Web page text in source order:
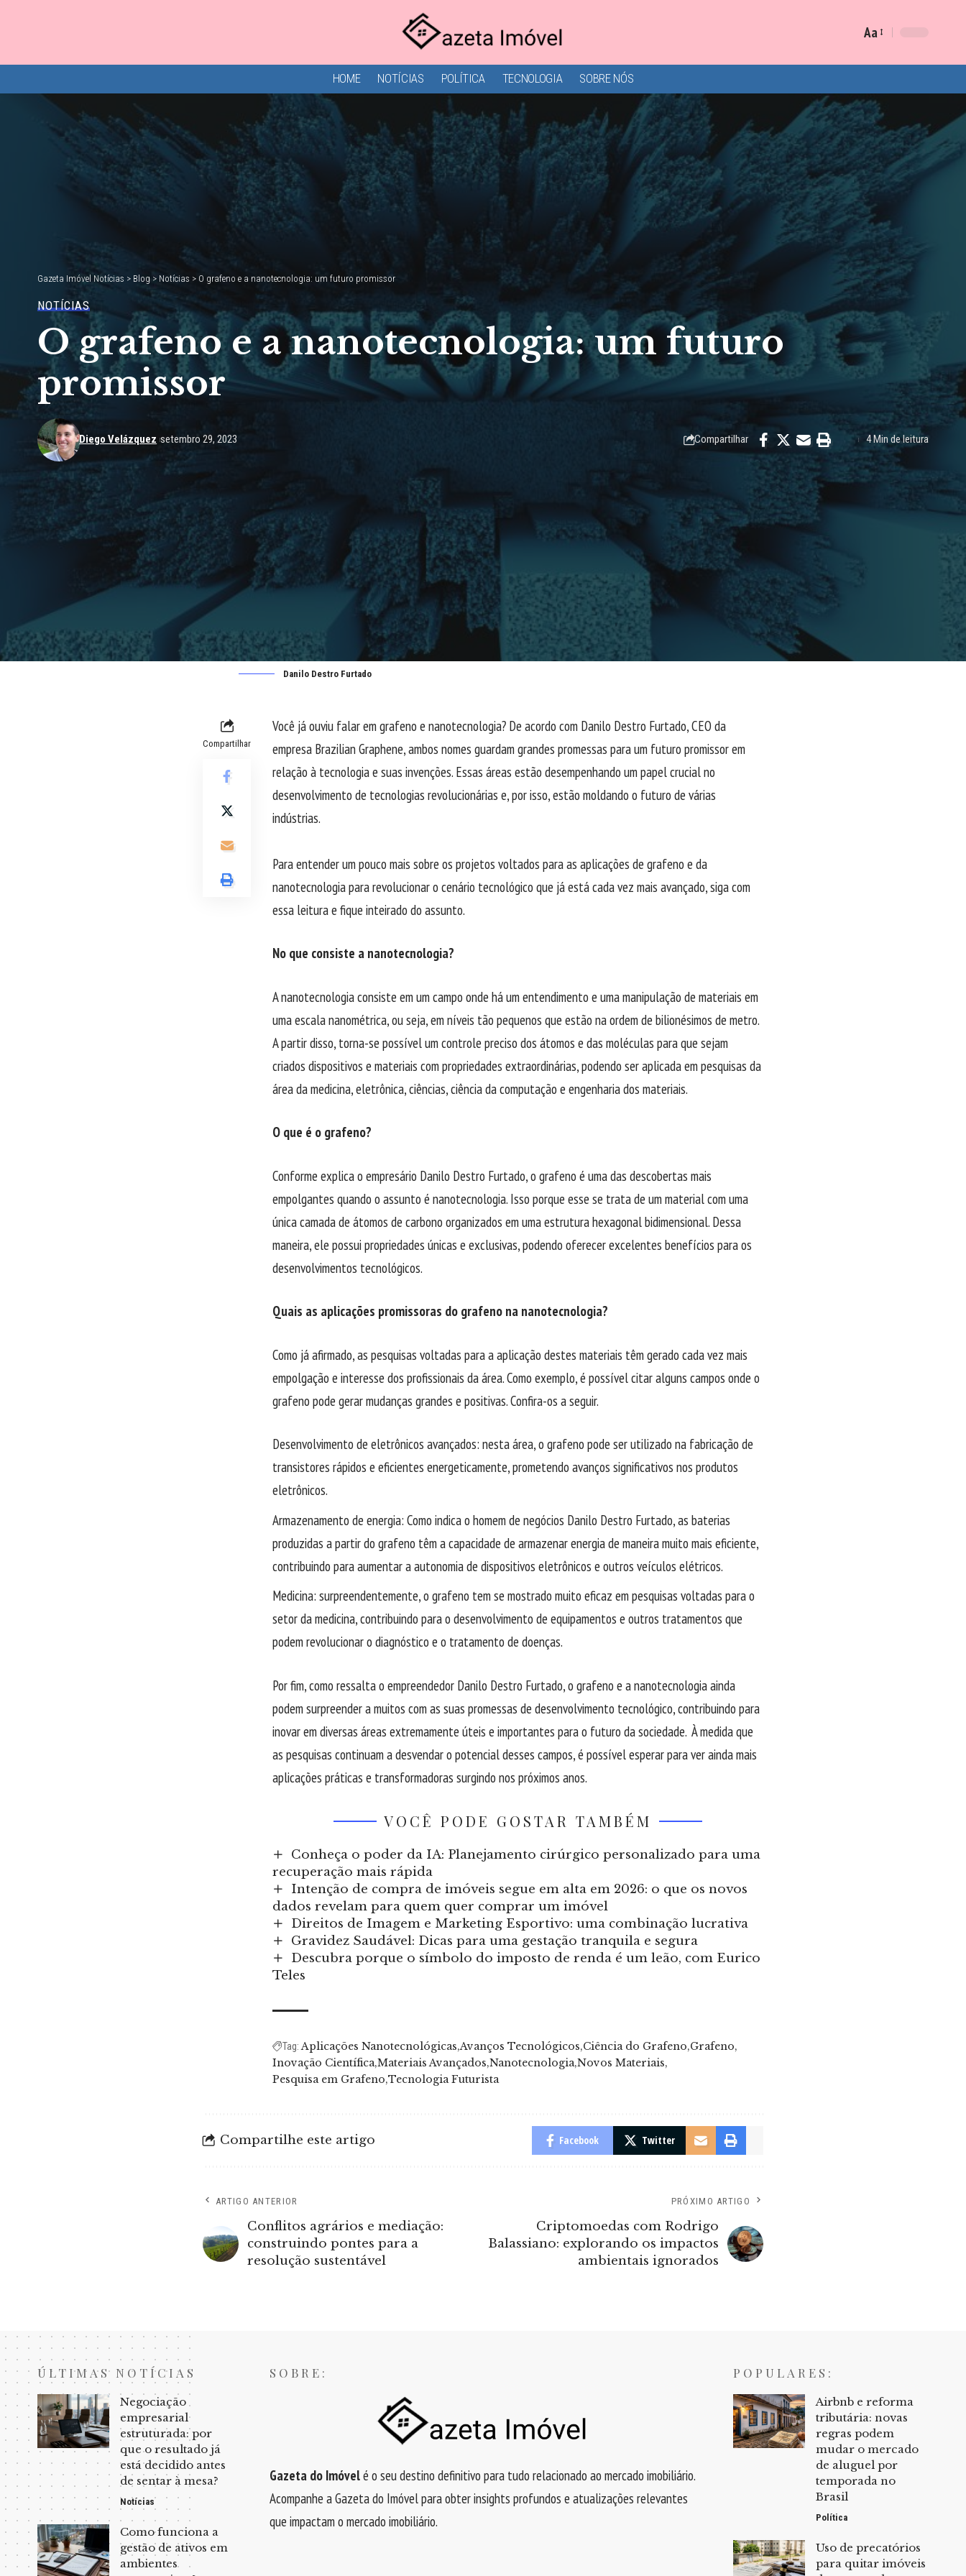
Font
Resizer
Aa
HOME NOTÍCIAS POLÍTICA TECNOLOGIA SOBRE NÓS
Gazeta Imóvel Notícias > Blog > Notícias > O grafeno e a nanotecnologia: um futuro promissor
NOTÍCIAS
O grafeno e a nanotecnologia: um futuro
promissor
Diego Velázquez setembro 29, 2023 Compartilhar 4 Min de leitura
Danilo Destro Furtado
Compartilhar
Você já ouviu falar em grafeno e nanotecnologia? De acordo com Danilo Destro Furtado, CEO da
empresa Brazilian Graphene, ambos nomes guardam grandes promessas para um futuro promissor em
relação à tecnologia e suas invenções. Essas áreas estão desempenhando um papel crucial no
desenvolvimento de tecnologias revolucionárias e, por isso, estão moldando o futuro de várias
indústrias.
Para entender um pouco mais sobre os projetos voltados para as aplicações de grafeno e da
nanotecnologia para revolucionar o cenário tecnológico que já está cada vez mais avançado, siga com
essa leitura e fique inteirado do assunto.
No que consiste a nanotecnologia?
A nanotecnologia consiste em um campo onde há um entendimento e uma manipulação de materiais em
uma escala nanométrica, ou seja, em níveis tão pequenos que estão na ordem de bilionésimos de metro.
A partir disso, torna-se possível um controle preciso dos átomos e das moléculas para que sejam
criados dispositivos e materiais com propriedades extraordinárias, podendo ser aplicada em pesquisas da
área da medicina, eletrônica, ciências, ciência da computação e engenharia dos materiais.
O que é o grafeno?
Conforme explica o empresário Danilo Destro Furtado, o grafeno é uma das descobertas mais
empolgantes quando o assunto é nanotecnologia. Isso porque esse se trata de um material com uma
única camada de átomos de carbono organizados em uma estrutura hexagonal bidimensional. Dessa
maneira, ele possui propriedades únicas e exclusivas, podendo oferecer excelentes benefícios para os
desenvolvimentos tecnológicos.
Quais as aplicações promissoras do grafeno na nanotecnologia?
Como já afirmado, as pesquisas voltadas para a aplicação destes materiais têm gerado cada vez mais
empolgação e interesse dos profissionais da área. Como exemplo, é possível citar alguns campos onde o
grafeno pode gerar mudanças grandes e positivas. Confira-os a seguir.
Desenvolvimento de eletrônicos avançados: nesta área, o grafeno pode ser utilizado na fabricação de
transistores rápidos e eficientes energeticamente, prometendo avanços significativos nos produtos
eletrônicos.
Armazenamento de energia: Como indica o homem de negócios Danilo Destro Furtado, as baterias
produzidas a partir do grafeno têm a capacidade de armazenar energia de maneira muito mais eficiente,
contribuindo para aumentar a autonomia de dispositivos eletrônicos e outros veículos elétricos.
Medicina: surpreendentemente, o grafeno tem se mostrado muito eficaz em pesquisas voltadas para o
setor da medicina, contribuindo para o desenvolvimento de equipamentos e outros tratamentos que
podem revolucionar o diagnóstico e o tratamento de doenças.
Por fim, como ressalta o empreendedor Danilo Destro Furtado, o grafeno e a nanotecnologia ainda
podem surpreender a muitos com as suas promessas de desenvolvimento tecnológico, contribuindo para
inovar em diversas áreas extremamente úteis e importantes para o futuro da sociedade. À medida que
as pesquisas continuam a desvendar o potencial desses campos, é possível esperar para ver ainda mais
aplicações práticas e transformadoras surgindo nos próximos anos.
VOCÊ PODE GOSTAR TAMBÉM
Conheça o poder da IA: Planejamento cirúrgico personalizado para uma
recuperação mais rápida
Intenção de compra de imóveis segue em alta em 2026: o que os novos
dados revelam para quem quer comprar um imóvel
Direitos de Imagem e Marketing Esportivo: uma combinação lucrativa
Gravidez Saudável: Dicas para uma gestação tranquila e segura
Descubra porque o símbolo do imposto de renda é um leão, com Eurico
Teles
Tag: Aplicações Nanotecnológicas Avanços Tecnológicos Ciência do Grafeno Grafeno
Inovação Científica Materiais Avançados Nanotecnologia Novos Materiais
Pesquisa em Grafeno Tecnologia Futurista
Compartilhe este artigo Facebook Twitter
ARTIGO ANTERIOR
Conflitos agrários e mediação:
construindo pontes para a
resolução sustentável
PRÓXIMO ARTIGO
Criptomoedas com Rodrigo
Balassiano: explorando os impactos
ambientais ignorados
ÚLTIMAS NOTÍCIAS
Negociação
empresarial
estruturada: por
que o resultado já
está decidido antes
de sentar à mesa?
Notícias
Como funciona a
gestão de ativos em
ambientes
SOBRE:
Gazeta do Imóvelé o seu destino definitivo para tudo relacionado ao mercado imobiliário.
Acompanhe a Gazeta do Imóvel para obter insights profundos e atualizações relevantes
que impactam o mercado imobiliário.
POPULARES:
Airbnb e reforma
tributária: novas
regras podem
mudar o mercado
de aluguel por
temporada no
Brasil
Política
Uso de precatórios
para quitar imóveis